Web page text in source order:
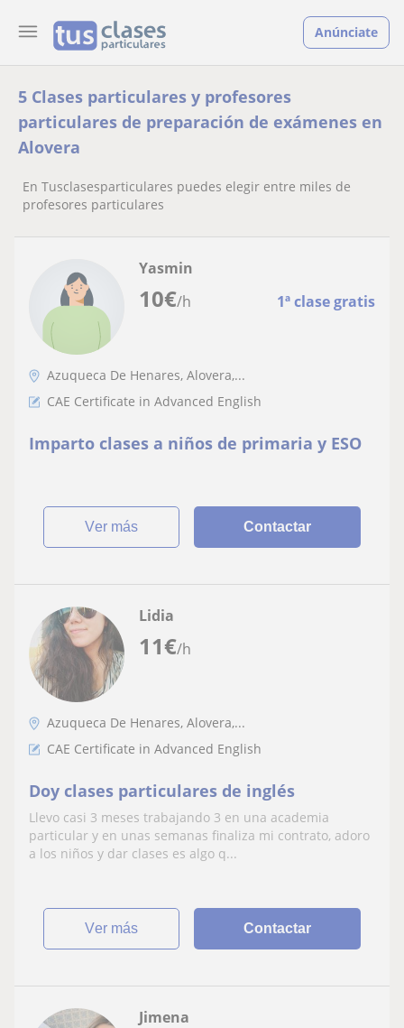
Anúnciate
5 Clases particulares y profesores
particulares de preparación de exámenes en
Alovera
En Tusclasesparticulares puedes elegir entre miles de
profesores particulares
10€/h 1ª clase gratis
Yasmin
Azuqueca De Henares, Alovera,...
CAE Certificate in Advanced English
Imparto clases a niños de primaria y ESO
ver más Contactar
11€/h
Lidia
Azuqueca De Henares, Alovera,...
CAE Certificate in Advanced English
Doy clases particulares de inglés
Llevo casi 3 meses trabajando 3 en una academia
particular y en unas semanas finaliza mi contrato, adoro
a los niños y dar clases es algo q...
ver más Contactar
Jimena